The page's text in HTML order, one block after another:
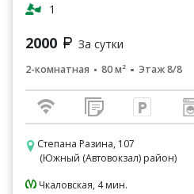
1
2000 За сутки
2-комнатная 80 м² Этаж 8/8
Степана Разина, 107
(Южный (Автовокзал) район)
Чкаловская, 4 мин.